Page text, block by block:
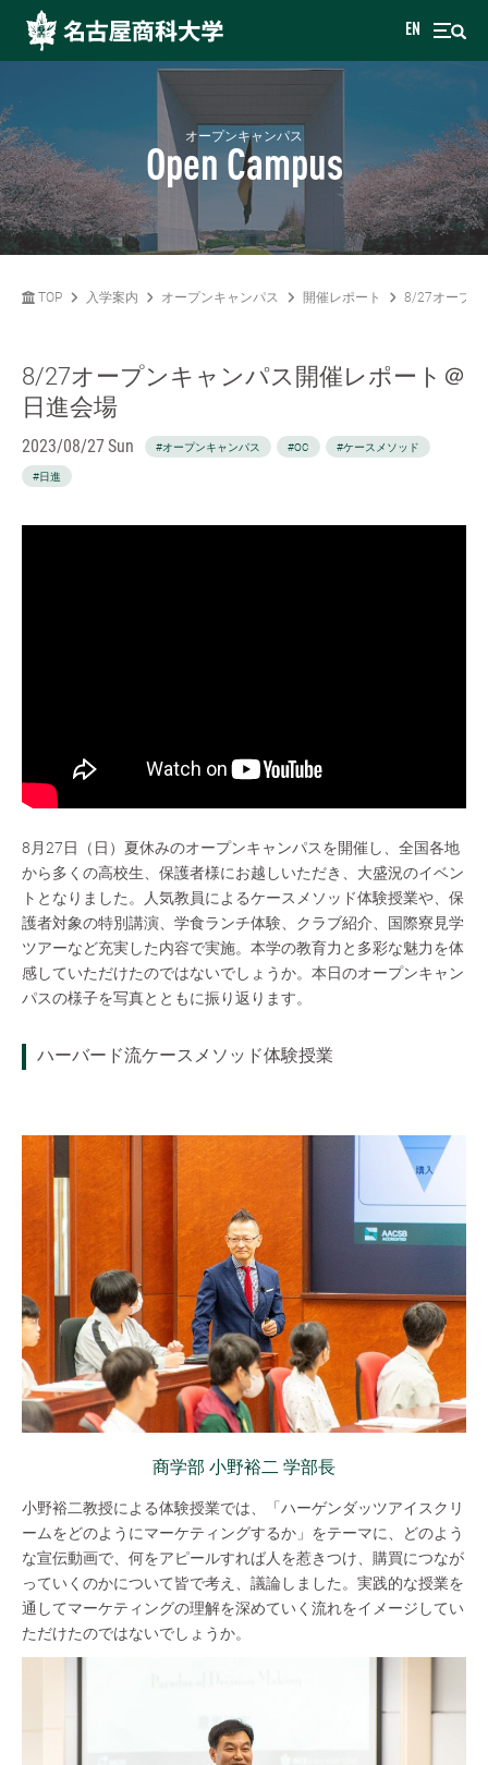
EN
オープンキャンパス
Open Campus
TOP 入学案内 オープンキャンパス 開催レポート 8/27オープン
8/27オープンキャンパス開催レポート＠
日進会場
2023/08/27 Sun #オープンキャンパス #OC #ケースメソッド
#日進
8月27日（日）夏休みのオープンキャンパスを開催し、全国各地
から多くの高校生、保護者様にお越しいただき、大盛況のイベン
トとなりました。人気教員によるケースメソッド体験授業や、保
護者対象の特別講演、学食ランチ体験、クラブ紹介、国際寮見学
ツアーなど充実した内容で実施。本学の教育力と多彩な魅力を体
感していただけたのではないでしょうか。本日のオープンキャン
パスの様子を写真とともに振り返ります。
ハーバード流ケースメソッド体験授業
商学部 小野裕二 学部長
小野裕二教授による体験授業では、「ハーゲンダッツアイスクリ
ームをどのようにマーケティングするか」をテーマに、どのよう
な宣伝動画で、何をアピールすれば人を惹きつけ、購買につなが
っていくのかについて皆で考え、議論しました。実践的な授業を
通してマーケティングの理解を深めていく流れをイメージしてい
ただけたのではないでしょうか。